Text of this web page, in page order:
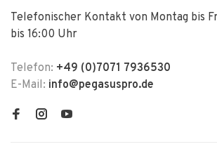
Telefonischer Kontakt von Montag bis
bis 16:00 Uhr
Telefon: +49 (0)7071 7936530
E-Mail: info@pegasuspro.de